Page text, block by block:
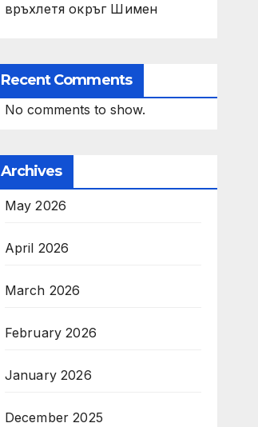
връхлетя окръг Шимен
Recent Comments
No comments to show.
Archives
May 2026
April 2026
March 2026
February 2026
January 2026
December 2025